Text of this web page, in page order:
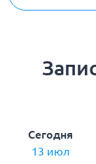
Сегодня
13 июл